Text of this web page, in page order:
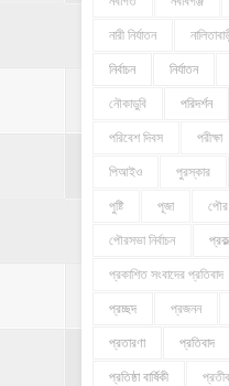
নারী নির্যাতন
নির্বাচন নির্যাতন
নৌকাডুবি পরিদর্শন
পরিবেশ দিবস পরীক্ষা
পিআইও পুরস্কার
পুষ্টি পূজা পৌর
পৌরসভা নির্বাচন
প্রকাশিত সংবাদের প্রতিবাদ
প্রচ্ছদ প্রজনন
প্রতারণা প্রতিবাদ
প্রতিষ্ঠা বার্ষিকী